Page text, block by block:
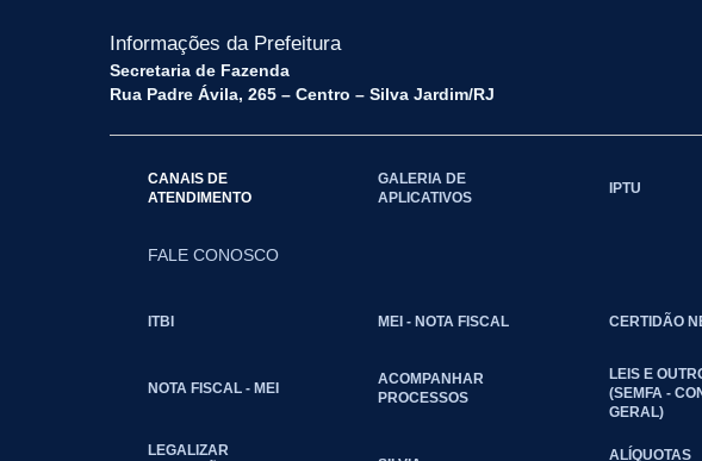
Informações da Prefeitura
Secretaria de Fazenda
Rua Padre Ávila, 265 – Centro – Silva Jardim/RJ
CANAIS DE
ATENDIMENTO
FALE CONOSCO
GALERIA DE
APLICATIVOS
IPTU
ITBI MEI - NOTA FISCAL CERTIDÃO
NOTA FISCAL - MEI
ACOMPANHAR
PROCESSOS
LEIS E
(SEMFA -
GERAL)
LEGALIZAR
ALÍQUOTAS